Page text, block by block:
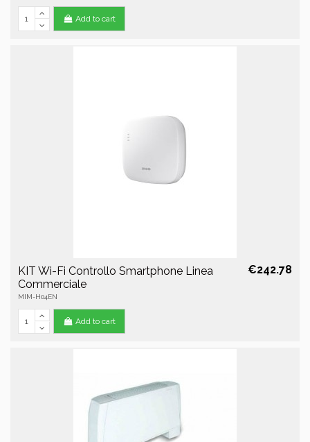
Add to cart
KIT Wi-Fi Controllo Smartphone Linea
Commerciale
MIM-H04EN
€242.78
Add to cart